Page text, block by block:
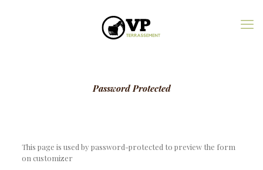
Password Protected
This page is used by password-protected to preview the form
on customizer